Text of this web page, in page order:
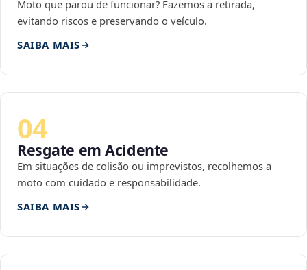
Moto que parou de funcionar? Fazemos a retirada,
evitando riscos e preservando o veículo.
SAIBA MAIS
04
Resgate em Acidente
Em situações de colisão ou imprevistos, recolhemos a
moto com cuidado e responsabilidade.
SAIBA MAIS